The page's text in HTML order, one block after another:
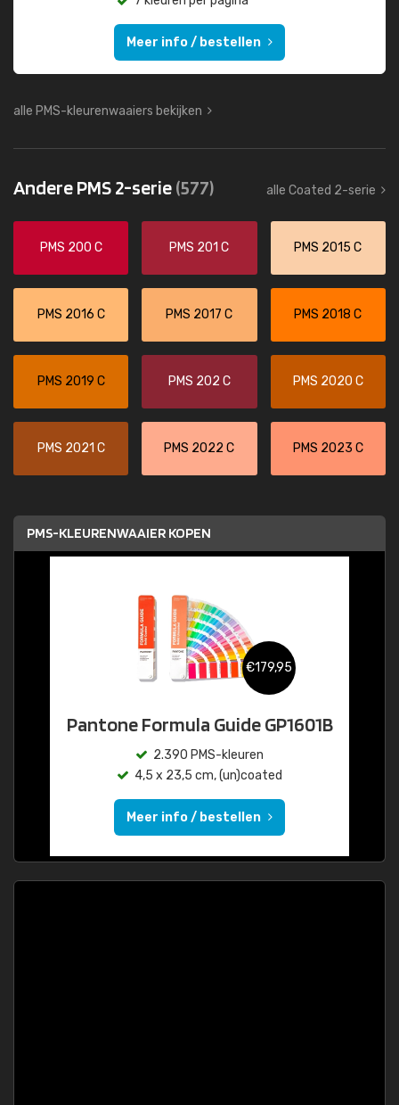
Meer info / bestellen
alle PMS-kleurenwaaiers bekijken
Andere PMS 2-serie(577) alle Coated 2-serie
PMS 200 C PMS 201 C PMS 2015 C
PMS 2016 C PMS 2017 C PMS 2018 C
PMS 2019 C PMS 202 C PMS 2020 C
PMS 2021 C PMS 2022 C PMS 2023 C
PMS-KLEURENWAAIER KOPEN
€179,95
Pantone Formula Guide GP1601B
2.390 PMS-kleuren
4,5 x 23,5 cm, (un)coated
Meer info / bestellen